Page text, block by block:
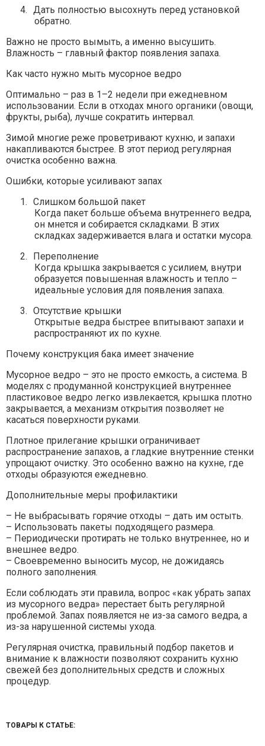
4. Дать полностью высохнуть перед установкой
обратно.
Важно не просто вымыть, а именно высушить.
Влажность – главный фактор появления запаха.
Как часто нужно мыть мусорное ведро
Оптимально – раз в 1–2 недели при ежедневном
использовании. Если в отходах много органики (овощи,
фрукты, рыба), лучше сократить интервал.
Зимой многие реже проветривают кухню, и запахи
накапливаются быстрее. В этот период регулярная
очистка особенно важна.
Ошибки, которые усиливают запах
1. Слишком большой пакет
Когда пакет больше объема внутреннего ведра,
он мнется и собирается складками. В этих
складках задерживается влага и остатки мусора.
2.
Переполнение
Когда крышка закрывается с усилием, внутри
образуется повышенная влажность и тепло –
идеальные условия для появления запаха.
3. Отсутствие крышки
Открытые ведра быстрее впитывают запахи и
распространяют их по кухне.
Почему конструкция бака имеет значение
Мусорное ведро – это не просто емкость, а система. В
моделях с продуманной конструкцией внутреннее
пластиковое ведро легко извлекается, крышка плотно
закрывается, а механизм открытия позволяет не
касаться поверхности руками.
Плотное прилегание крышки ограничивает
распространение запахов, а гладкие внутренние стенки
упрощают очистку. Это особенно важно на кухне, где
отходы образуются ежедневно.
Дополнительные меры профилактики
– Не выбрасывать горячие отходы – дать им остыть.
– Использовать пакеты подходящего размера.
– Периодически протирать не только внутреннее, но и
внешнее ведро.
– Своевременно выносить мусор, не дожидаясь
полного заполнения.
Если соблюдать эти правила, вопрос «как убрать запах
из мусорного ведра» перестает быть регулярной
проблемой. Запах появляется не из-за самого ведра, а
из-за нарушенной системы ухода.
Регулярная очистка, правильный подбор пакетов и
внимание к влажности позволяют сохранить кухню
свежей без дополнительных средств и сложных
процедур.
ТОВАРЫ К СТАТЬЕ: